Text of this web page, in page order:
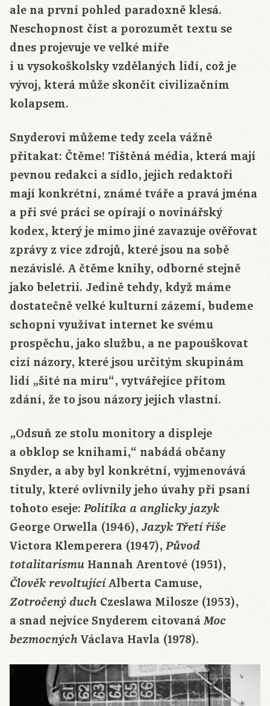
ale na první pohled paradoxně klesá.
Neschopnost číst a porozumět textu se
dnes projevuje ve velké míře
i u vysokoškolsky vzdělaných lidí, což je
vývoj, která může skončit civilizačním
kolapsem.
Snyderovi můžeme tedy zcela vážně
přitakat: Čtěme! Tištěná média, která mají
pevnou redakci a sídlo, jejich redaktoři
mají konkrétní, známé tváře a pravá jména
a při své práci se opírají o novinářský
kodex, který je mimo jiné zavazuje ověřovat
zprávy z více zdrojů, které jsou na sobě
nezávislé. A čtěme knihy, odborné stejně
jako beletrii. Jedině tehdy, když máme
dostatečně velké kulturní zázemí, budeme
schopni využívat internet ke svému
prospěchu, jako službu, a ne papouškovat
cizí názory, které jsou určitým skupinám
lidí „šité na míru“, vytvářejíce přitom
zdání, že to jsou názory jejich vlastní.
„Odsuň ze stolu monitory a displeje
a obklop se knihami,“ nabádá občany
Snyder, a aby byl konkrétní, vyjmenovává
tituly, které ovlivnily jeho úvahy při psaní
tohoto eseje: Politika a anglicky jazyk
George Orwella (1946), Jazyk Třetí říše
Victora Klemperera (1947), Původ
totalitarismu Hannah Arentové (1951),
Člověk revoltujícíAlberta Camuse,
Zotročený duch Czeslawa Milosze (1953),
a snad nejvíce Snyderem citovanáMoc
bezmocných Václava Havla (1978).